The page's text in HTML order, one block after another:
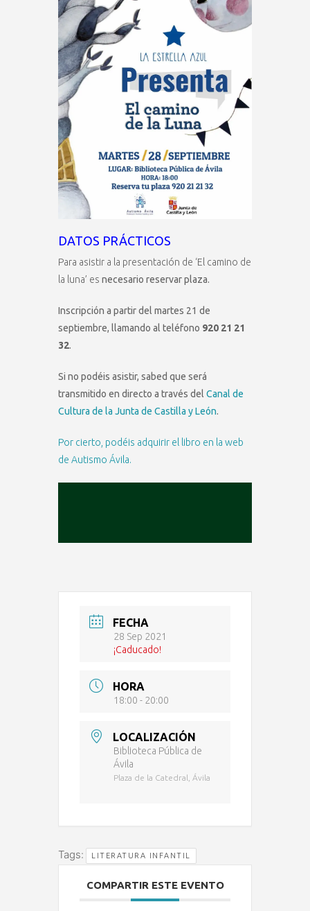
DATOS PRÁCTICOS
Para asistir a la presentación de ‘El camino de
la luna’ es necesario reservar plaza.
Inscripción a partir del martes 21 de
septiembre, llamando al teléfono 920 21 21
32.
Si no podéis asistir, sabed que será
transmitido en directo a través del Canal de
Cultura de la Junta de Castilla y León.
Por cierto, podéis adquirir el libro en la web
de Autismo Ávila.
FECHA
28 Sep 2021
¡Caducado!
HORA
18:00 - 20:00
LOCALIZACIÓN
Biblioteca Pública de
Ávila
Plaza de la Catedral, Ávila
Tags: LITERATURA INFANTIL
COMPARTIR ESTE EVENTO